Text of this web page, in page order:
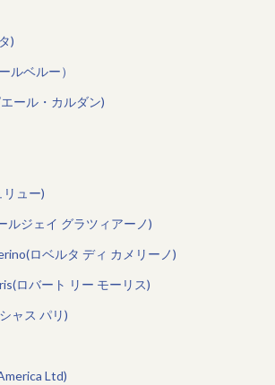
)
ルベルー）
ール・カルダン)
リュー)
ルジェイ グラツィアーノ)
ロベルタ ディ カメリーノ)
ロバート リー モーリス)
ャス パリ)
Ltd)